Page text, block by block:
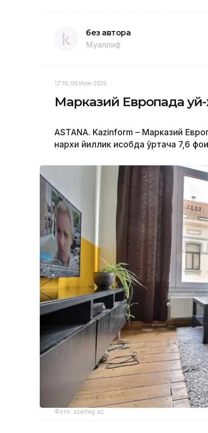
без автора
Муаллиф
17:19, 06 Июн 2025
Марказий Европада
ASTANA. Kazinform – Марказий
нархи йиллик ҳисобда ўртача 7,6
Фото: azertag.az